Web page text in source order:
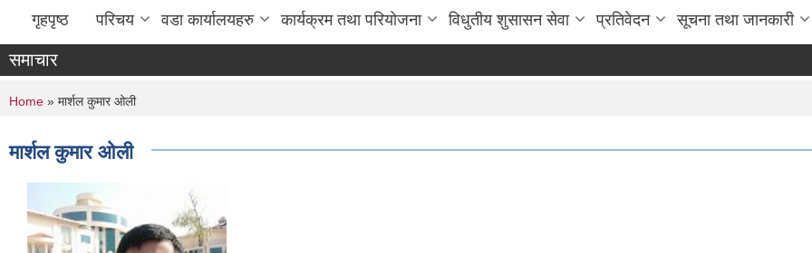
गृहपृष्ठ परिचय वडा कार्यालयहरु कार्यक्रम तथा परियोजना विधुतीय शुसासन सेवा प्रतिवेदन सूचना तथा जानकारी
समाचार
You are here
Home » मार्शल कुमार ओली
मार्शल कुमार ओली